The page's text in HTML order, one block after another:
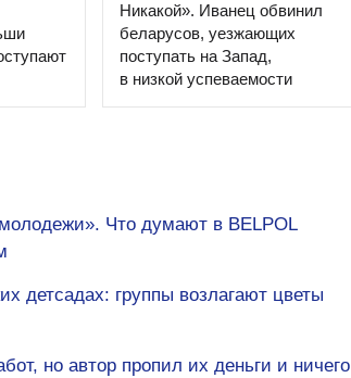
Никакой». Иванец обвинил
беларусов, уезжающих
поступать на Запад,
в низкой успеваемости
Что думают в BELPOL
детсадах: группы возлагают цветы
но автор пропил их деньги и ничего